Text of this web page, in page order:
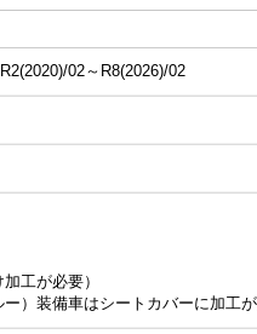
R2(2020)/02～R8(2026)/02
工が必要）
）装備車はシートカバーに加工